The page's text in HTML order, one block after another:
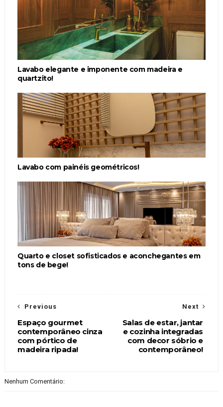
Lavabo elegante e imponente com madeira e
quartzito!
Lavabo com painéis geométricos!
Quarto e closet sofisticados e aconchegantes em
tons de bege!
Next
Salas de estar, jantar
e cozinha integradas
com decor sóbrio e
contemporâneo!
Previous
Espaço gourmet
contemporâneo cinza
com pórtico de
madeira ripada!
Nenhum Comentário: